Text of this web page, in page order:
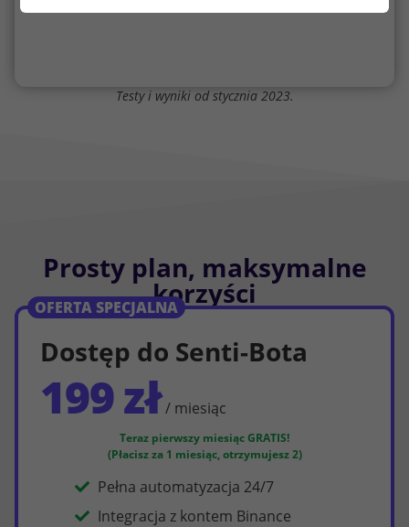
Testy i wyniki od stycznia 2023.
Prosty plan, maksymalne
korzyści
Dostęp do Senti-Bota
199 zł/ miesiąc
Teraz pierwszy miesiąc GRATIS!
(Płacisz za 1 miesiąc, otrzymujesz 2)
Pełna automatyzacja 24/7
Integracja z kontem Binance
OFERTA SPECJALNA